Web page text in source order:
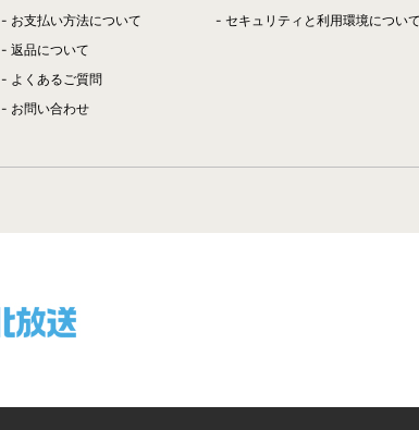
お支払い方法について
返品について
よくあるご質問
お問い合わせ
セキュリティと利用環境について